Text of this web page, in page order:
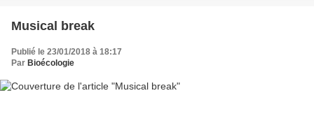
Musical break
Publié le 23/01/2018 à 18:17
Par Bioécologie